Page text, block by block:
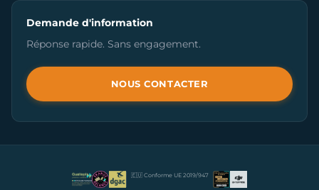
Demande d'information
Réponse rapide. Sans engagement.
NOUS CONTACTER
🇪🇺 Conforme UE 2019/947